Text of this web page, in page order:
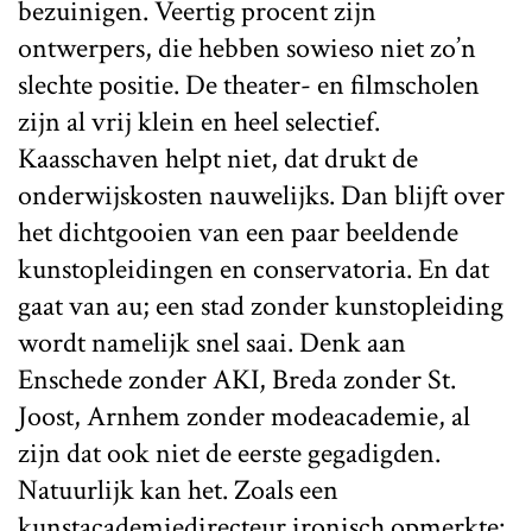
bezuinigen. Veertig procent zijn
ontwerpers, die hebben sowieso niet zo’n
slechte positie. De theater- en filmscholen
zijn al vrij klein en heel selectief.
Kaasschaven helpt niet, dat drukt de
onderwijskosten nauwelijks. Dan blijft over
het dichtgooien van een paar beeldende
kunstopleidingen en conservatoria. En dat
gaat van au; een stad zonder kunstopleiding
wordt namelijk snel saai. Denk aan
Enschede zonder AKI, Breda zonder St.
Joost, Arnhem zonder modeacademie, al
zijn dat ook niet de eerste gegadigden.
Natuurlijk kan het. Zoals een